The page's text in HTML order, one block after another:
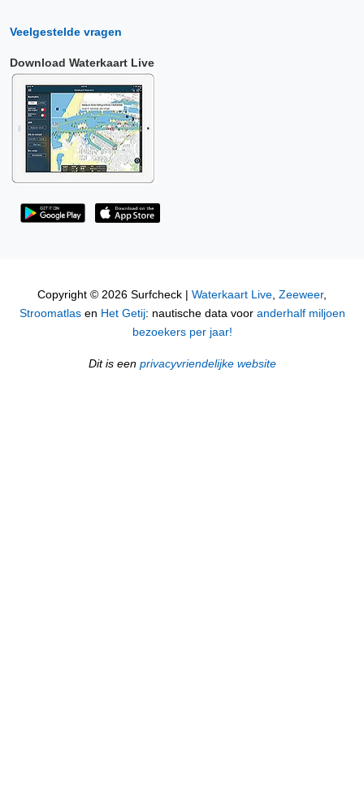
Veelgestelde vragen
Download Waterkaart Live
Copyright © 2026 Surfcheck | Waterkaart Live, Zeeweer,
Stroomatlasen Het Getij: nautische data voor anderhalf miljoen
bezoekers per jaar!
Dit is een privacyvriendelijke website